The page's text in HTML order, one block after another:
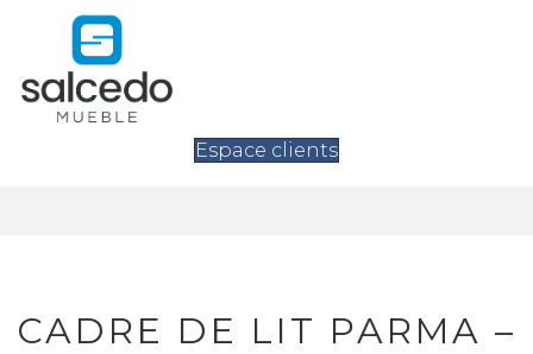
Espace clients
CADRE DE LIT PARMA –